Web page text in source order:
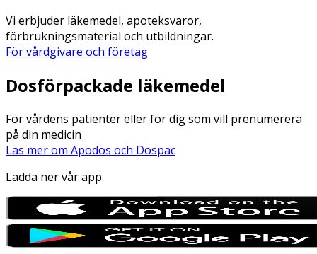
Vi erbjuder läkemedel, apoteksvaror,
förbrukningsmaterial och utbildningar.
För vårdgivare och företag
Dosförpackade läkemedel
För vårdens patienter eller för dig som vill prenumerera
på din medicin
Läs mer om Apodos och Dospac
Ladda ner vår app